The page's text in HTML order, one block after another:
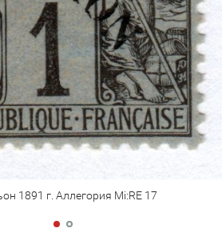
1891 г. Аллегория Mi:RE 17